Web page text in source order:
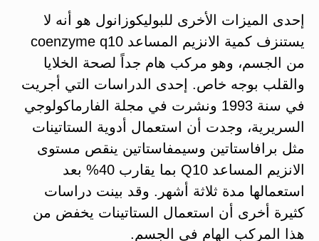
إحدى الميزات الأخرى للبوليكوزانول هو أنه لا
يستنزف كمية الانزيم المساعد coenzyme q10
من الجسم، وهو مركب هام جداً لصحة الخلايا
والقلب بوجه خاص. إحدى الدراسات التي أجريت
في سنة 1993 ونشرت في مجلة الفارماكولوجي
السريرية، وجدت أن استعمال أدوية الستاتينات
مثل برافاستاتين وسيمفاستاتين ينقص مستوى
الانزيم المساعد Q10 بما يقارب 40% بعد
استعمالها مدة ثلاثة أشهر. وقد بينت دراسات
كثيرة أخرى أن استعمال الستاتينات يخفض من
هذا المركب الهام في الجسم.